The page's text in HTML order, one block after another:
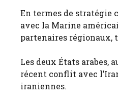
En termes de stratégie
avec la Marine
partenaires régionaux,
Les deux États arabes,
récent conflit avec
iraniennes.